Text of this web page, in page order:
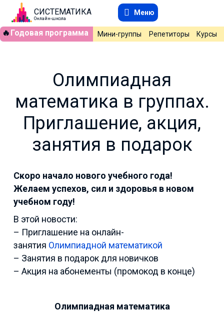
СИСТЕМАТИКА
Онлайн-школа
Меню
🔥 Годовая программа Мини-группы Репетиторы Курсы
Олимпиадная
математика в группах.
Приглашение, акция,
занятия в подарок
Скоро начало нового учебного года!
Желаем успехов, сил и здоровья в новом
учебном году!
В этой новости:
– Приглашение на онлайн-
занятия Олимпиадной математикой
– Занятия в подарок для новичков
– Акция на абонементы (промокод в конце)
Олимпиадная математика